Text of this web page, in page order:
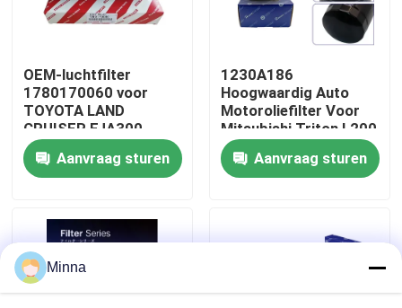
Fabriekstour
Kwaliteitscontrole
Neem contact met ons op
gevallen
Vraag een offerte
OEM-luchtfilter
1780170060 voor
TOYOTA LAND
CRUISER FJA300
GRJ300 VJA300
17801-70060
Aanvraag sturen
1230A186
Hoogwaardig Auto
Motoroliefilter Voor
Mitsubishi Triton L200
Pajero Strada 2008-
2015Aanvraag sturen
Minna